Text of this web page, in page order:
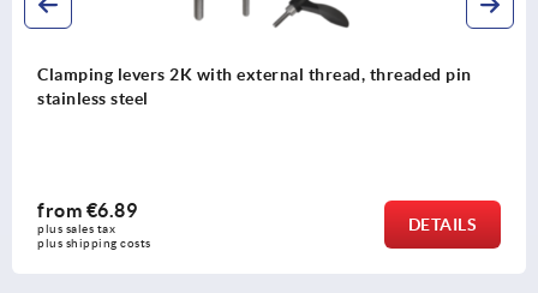
Clamping levers 2K with external thread, threaded pin
stainless steel
from €6.89
plus sales tax
plus shipping costs
DETAILS